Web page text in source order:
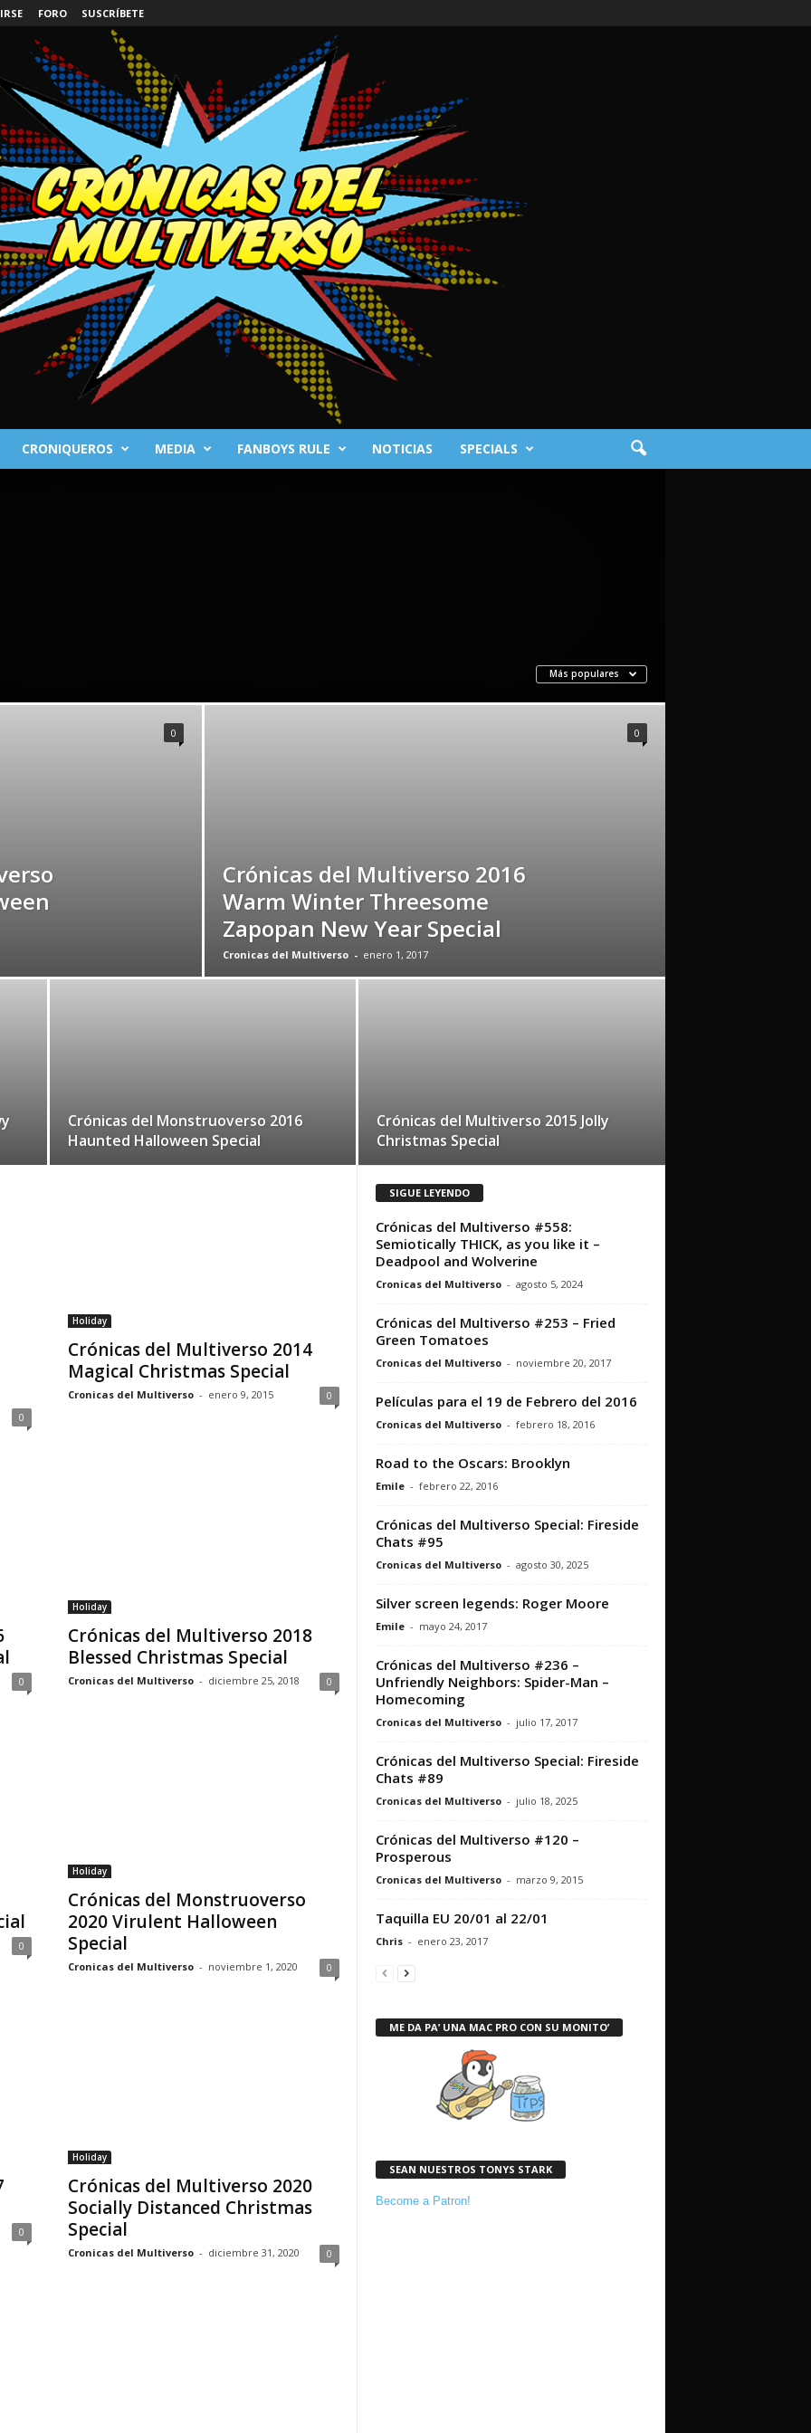
FORO SUSCRÍBETE
CRONIQUEROS MEDIA FANBOYS RULE NOTICIAS SPECIALS
Más populares
0
Crónicas del Multiverso 2016
Warm Winter Threesome
Zapopan New Year Special
Cronicas del Multiverso - enero 1, 2017
0
Crónicas del Monstruoverso 2016
Haunted Halloween Special
Crónicas del Multiverso 2015 Jolly
Christmas Special
0
Holiday
Crónicas del Multiverso 2014
Magical Christmas Special
Cronicas del Multiverso - enero 9, 2015 0
0
Holiday
Crónicas del Multiverso 2018
Blessed Christmas Special
Cronicas del Multiverso - diciembre 25, 2018 0
0
Holiday
Crónicas del Monstruoverso
2020 Virulent Halloween
Special
Cronicas del Multiverso - noviembre 1, 2020 0
0
Holiday
Crónicas del Multiverso 2020
Socially Distanced Christmas
Special
Cronicas del Multiverso - diciembre 31, 2020 0
SIGUE LEYENDO
Crónicas del Multiverso #558:
Semiotically THICK, as you like it –
Deadpool and Wolverine
Cronicas del Multiverso - agosto 5, 2024
Crónicas del Multiverso #253 – Fried
Green Tomatoes
Cronicas del Multiverso - noviembre 20, 2017
Películas para el 19 de Febrero del 2016
Cronicas del Multiverso - febrero 18, 2016
Road to the Oscars: Brooklyn
Emile - febrero 22, 2016
Crónicas del Multiverso Special: Fireside
Chats #95
Cronicas del Multiverso - agosto 30, 2025
Silver screen legends: Roger Moore
Emile - mayo 24, 2017
Crónicas del Multiverso #236 –
Unfriendly Neighbors: Spider-Man –
Homecoming
Cronicas del Multiverso - julio 17, 2017
Crónicas del Multiverso Special: Fireside
Chats #89
Cronicas del Multiverso - julio 18, 2025
Crónicas del Multiverso #120 –
Prosperous
Cronicas del Multiverso - marzo 9, 2015
Taquilla EU 20/01 al 22/01
Chris - enero 23, 2017
ME DA PA’ UNA MAC PRO CON SU MONITO’
SEAN NUESTROS TONYS STARK
Become a Patron!